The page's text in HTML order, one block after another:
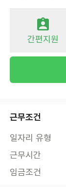
간편지원
근무조건
일자리 유형
근무시간
임금조건